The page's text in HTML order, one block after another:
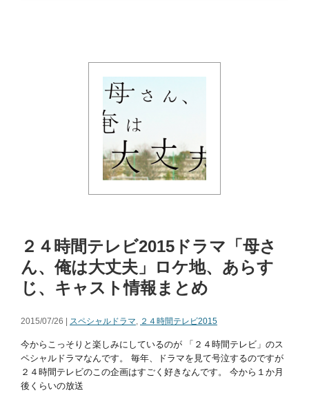
２４時間テレビ2015ドラマ「母さ
ん、俺は大丈夫」ロケ地、あらす
じ、キャスト情報まとめ
2015/07/26 | スペシャルドラマ, ２４時間テレビ2015
今からこっそりと楽しみにしているのが 「２４時間テレビ」のス
ペシャルドラマなんです。 毎年、ドラマを見て号泣するのですが
２４時間テレビのこの企画はすごく好きなんです。 今から１か月
後くらいの放送